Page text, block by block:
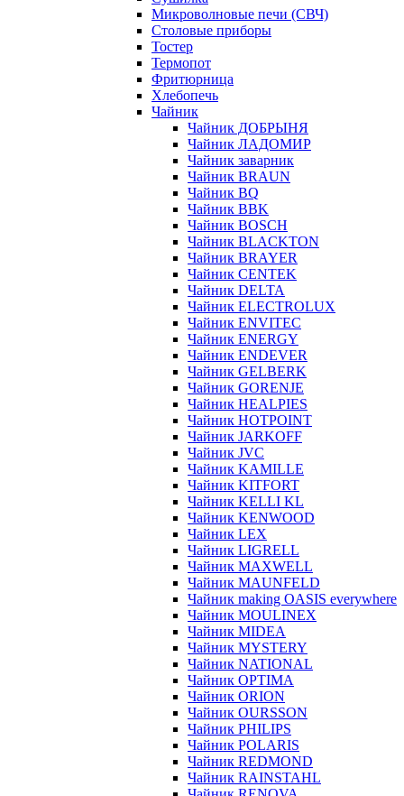
Микроволновые печи (СВЧ)
Столовые приборы
Тостер
Термопот
Фритюрница
Хлебопечь
Чайник
Чайник ДОБРЫНЯ
Чайник ЛАДОМИР
Чайник заварник
Чайник BRAUN
Чайник BQ
Чайник BBK
Чайник BOSCH
Чайник BLACKTON
Чайник BRAYER
Чайник CENTEK
Чайник DELTA
Чайник ELECTROLUX
Чайник ENVITEC
Чайник ENERGY
Чайник ENDEVER
Чайник GELBERK
Чайник GORENJE
Чайник HEALPIES
Чайник HOTPOINT
Чайник JARKOFF
Чайник JVC
Чайник KAMILLE
Чайник KITFORT
Чайник KELLI KL
Чайник KENWOOD
Чайник LEX
Чайник LIGRELL
Чайник MAXWELL
Чайник MAUNFELD
Чайник making OASIS everywhere
Чайник MOULINEX
Чайник MIDEA
Чайник MYSTERY
Чайник NATIONAL
Чайник OPTIMA
Чайник ORION
Чайник OURSSON
Чайник PHILIPS
Чайник POLARIS
Чайник REDMOND
Чайник RAINSTAHL